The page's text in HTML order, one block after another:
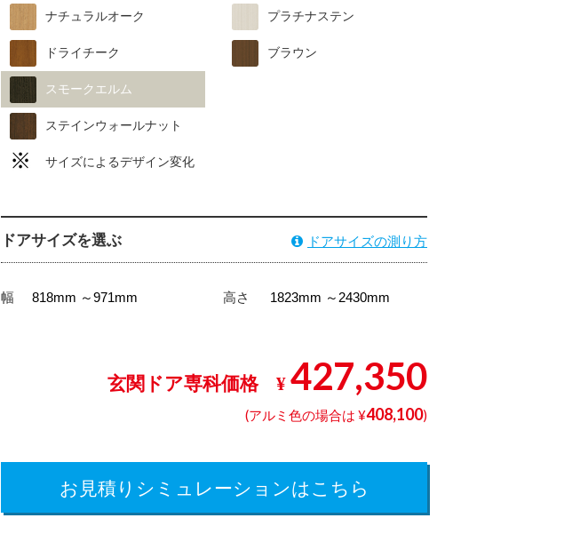
ナチュラルオーク
ドライチーク
スモークエルム
ステインウォールナット
サイズによるデザイン変化
プラチナステン
ブラウン
ドアサイズを選ぶ ドアサイズの測り方
幅 高さ
玄関ドア専科価格 ¥ 427,350
(アルミ色の場合は ¥408,100)
お見積りシミュレーションはこちら